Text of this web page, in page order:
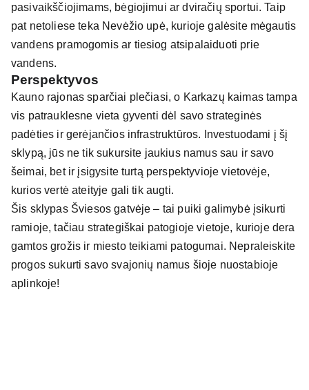
pasivaikščiojimams, bėgiojimui ar dviračių sportui. Taip
pat netoliese teka Nevėžio upė, kurioje galėsite mėgautis
vandens pramogomis ar tiesiog atsipalaiduoti prie
vandens.
Perspektyvos
Kauno rajonas sparčiai plečiasi, o Karkazų kaimas tampa
vis patrauklesne vieta gyventi dėl savo strateginės
padėties ir gerėjančios infrastruktūros. Investuodami į šį
sklypą, jūs ne tik sukursite jaukius namus sau ir savo
šeimai, bet ir įsigysite turtą perspektyvioje vietovėje,
kurios vertė ateityje gali tik augti.
Šis sklypas Šviesos gatvėje – tai puiki galimybė įsikurti
ramioje, tačiau strategiškai patogioje vietoje, kurioje dera
gamtos grožis ir miesto teikiami patogumai. Nepraleiskite
progos sukurti savo svajonių namus šioje nuostabioje
aplinkoje!